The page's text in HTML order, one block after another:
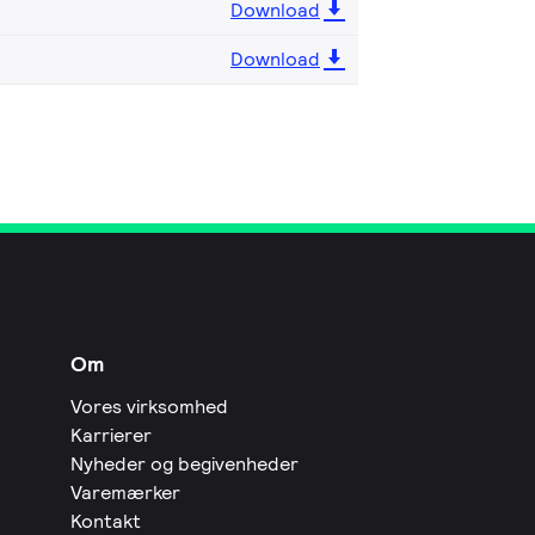
Download
Download
Om
Vores virksomhed
Karrierer
Nyheder og begivenheder
Varemærker
Kontakt